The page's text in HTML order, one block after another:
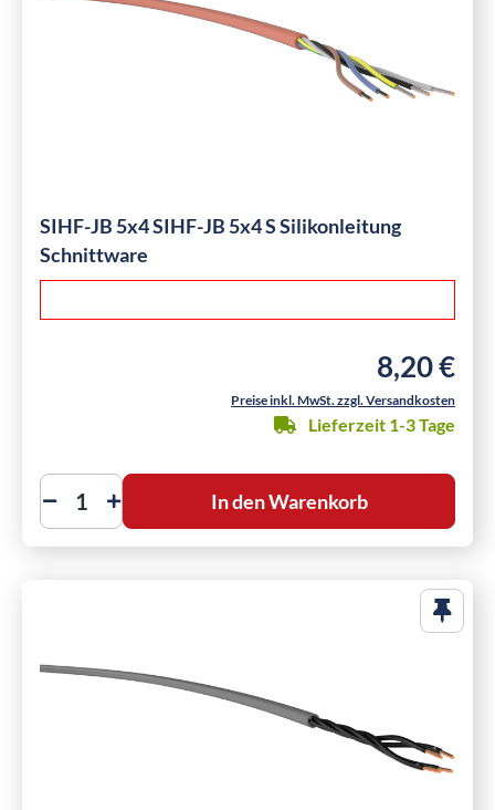
SIHF-JB 5x4 SIHF-JB 5x4 S Silikonleitung
Schnittware
Regulärer
8,20 €
Preise inkl. MwSt. zzgl. Versandkosten
Lieferzeit 1-3 Tage
In den Warenkorb